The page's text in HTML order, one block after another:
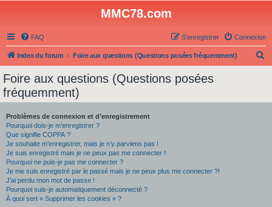
MMC78.com
FAQ Connexion
S’enregistrer
Index du forum Foire aux questions (Questions posées fréquemment)
Foire aux questions (Questions posées
fréquemment)
Problèmes de connexion et d’enregistrement
Pourquoi dois-je m’enregistrer ?
Que signifie COPPA ?
Je souhaite m’enregistrer, mais je n’y parviens pas !
Je suis enregistré mais je ne peux pas me connecter !
Pourquoi ne puis-je pas me connecter ?
Je me suis enregistré par le passé mais je ne peux plus me connecter ?!
J’ai perdu mon mot de passe !
Pourquoi suis-je automatiquement déconnecté ?
À quoi sert « Supprimer les cookies » ?